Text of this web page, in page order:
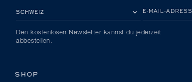
E-MAIL-
Den kostenlosen Newsletter kannst du jederzeit
abbestellen.
SHOP